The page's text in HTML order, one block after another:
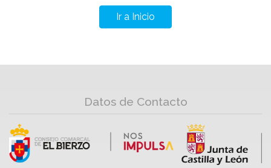
Ir a Inicio
Datos de Contacto